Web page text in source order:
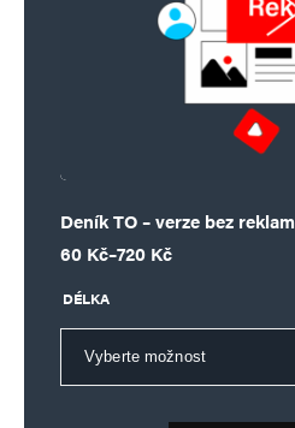
Deník TO – verze bez reklam
60 Kč–720 Kč
Rozpětí cen: 60 Kč až 720 Kč
DÉLKA